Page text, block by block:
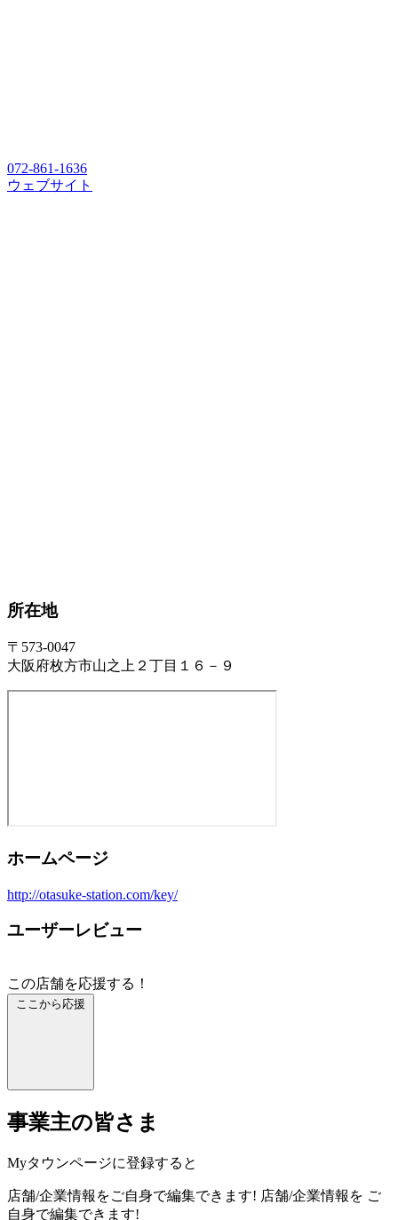
072-861-1636
ウェブサイト
所在地
〒573-0047
大阪府枚方市山之上２丁目１６－９
ホームページ
http://otasuke-station.com/key/
ユーザーレビュー
この店舗を応援する！
ここから応援
事業主の皆さま
Myタウンページに登録すると
店舗/企業情報をご自身で編集できます! 店舗/企業情報を ご
自身で編集できます!